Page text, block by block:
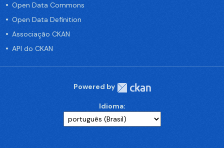
Open Data Commons
Open Data Definition
Associação CKAN
API do CKAN
Powered by
Idioma